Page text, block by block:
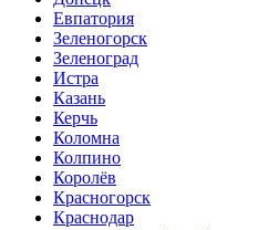
Евпатория
Зеленогорск
Зеленоград
Истра
Казань
Керчь
Коломна
Колпино
Королёв
Красногорск
Краснодар